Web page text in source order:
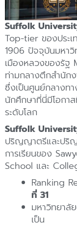
Suffolk
Top-tier ของประเ
1906 ปัจจุบันมหา
เมืองหลวงของรัฐ
ท่ามกลางตึกสำนัก
ซึ่งเป็นศูนย์กลางทา
นักศึกษาที่นี่มีโอกา
ระดับโลก
Suffolk
ปริญญาตรีและปริ
การเรียนของ
School และ
Ranking
ที่ 31
มหาวิทยาลั
เป็น